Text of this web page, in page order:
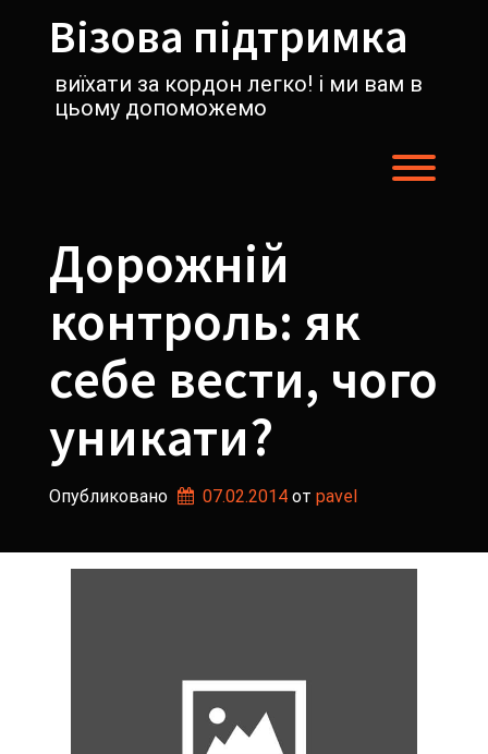
содержимомуВізова підтримка
виїхати за кордон легко! і ми вам в
цьому допоможемо
Дорожній
контроль: як
себе вести, чого
уникати?
Опубликовано 07.02.2014 от pavel